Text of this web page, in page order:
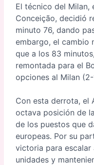
El técnico del Milan,
Conceição, decidió
minuto 76, dando
embargo, el cambio
que a los 83
remontada para el
opciones al Milan (2-
Con esta derrota, el
octava posición de
de los puestos que
europeas. Por su
victoria para escalar
unidades y